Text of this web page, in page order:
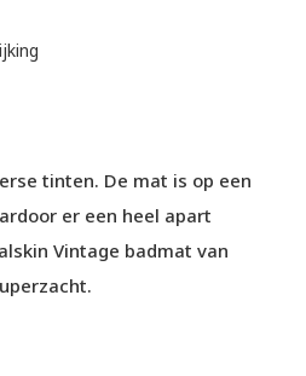
tinten. De mat is op een
er een heel apart
Vintage badmat van